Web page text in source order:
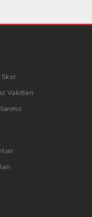
Skor
Vakitleri